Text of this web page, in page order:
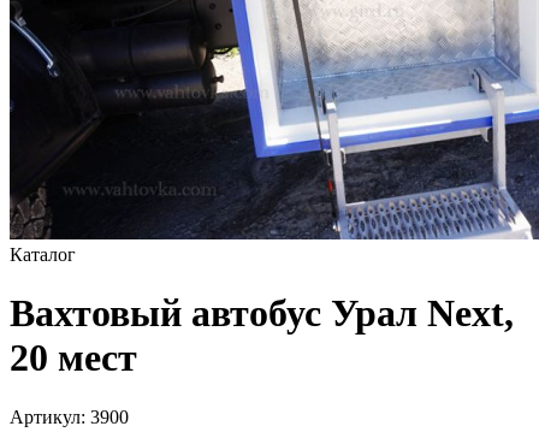
Каталог
Вахтовый автобус Урал Next,
20 мест
Артикул: 3900